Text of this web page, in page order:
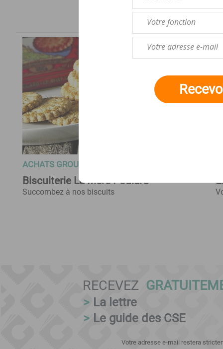
ACHATS GROUPÉS CSE
Biscuiterie La Mère Poulard
Succombez à nos biscuits
RECEVEZ
La lettre
Le guide des CSE
>
>
Votre adresse e-mail restera